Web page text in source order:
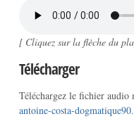
[ Cliquez sur la flèche du
Télécharger
Téléchargez le fichier
antoine-costa-